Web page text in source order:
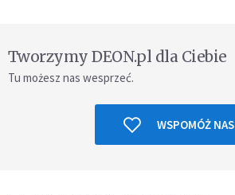
Tworzymy DEON.pl dla Ciebie
Tu możesz nas wesprzeć.
WSPOMÓŻ NAS